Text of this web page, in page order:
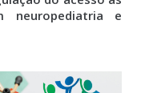
neuropediatria e